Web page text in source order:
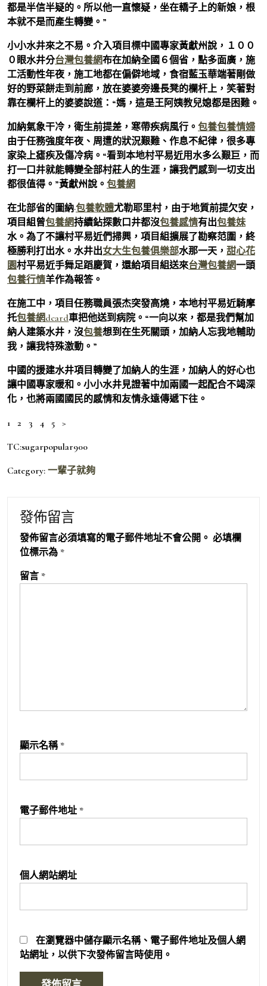
都是半信半疑的。所以他一直懷疑，坐在轎子上的新娘，根
本就不是而產生轉變。”
小小水井來之不易。介入項目標中國專家黃獻州說，１００
０眼水井分台灣包養網布在加納全國６個省，點多面廣，施
工活動性年夜，施工地都在偏僻地域，食宿藍玉華端著剛做
好的野菜餅走到前廊，放在婆婆旁邊長凳的欄杆上，笑著對
靠在欄杆上的婆婆說道：“媽，這是王阿姨教兒媳都是困難。
加納氣象干冷，衛生前提差，寒帶疾病風行。 包養包養情婦
由于任務強度年夜、周遭的狀況艱難、作息不紀律，很多專
家染上瘧疾及傷冷病。“看到本地村平易近用水多么艱巨，而
打一口井就能轉變全部村莊人的生涯，讓我們感到一切支出
都很值得。”黃獻州說。 包養網
在北部省的圖納·包養軟體尤勒耶里村，由于地質前提欠安，
項目組曾包養網持續鉆探數口井都沒包養感情有出包養妹
水。為了不讓村平易近們掃興，項目組擴展了勘察范圍，終
極勝利打出水。水井出女大生包養俱樂部水那一天， 甜心花
園村平易近手舞足蹈慶賀，還給項目組送來台灣包養網一頭
包養行情羊作為報答。
在施工中，項目任務職員張杰突發高燒，本地村平易近騎摩
托包養網dcard車把他送到病院。“一向以來，都是我們幫加
納人建築水井，沒包養想到在生死關頭，加納人忘我地輔助
我，讓我特殊激動。”
中國的援建水井項目轉變了加納人的生涯，加納人的好心也
讓中國專家暖和。小小水井見證著中加兩國一起配合不竭深
化，也將兩國國民的感情和友情永遠傳遞下往。
1 2 3 4 5 >
TC:sugarpopular900
Category: 一輩子就夠
發佈留言
發佈留言必須填寫的電子郵件地址不會公開。 必填欄
位標示為 *
留言 *
顯示名稱 *
電子郵件地址 *
個人網站網址
在瀏覽器中儲存顯示名稱、電子郵件地址及個人網
站網址，以供下次發佈留言時使用。